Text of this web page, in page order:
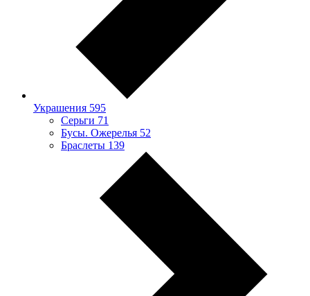
Украшения 595
Серьги 71
Бусы. Ожерелья 52
Браслеты 139